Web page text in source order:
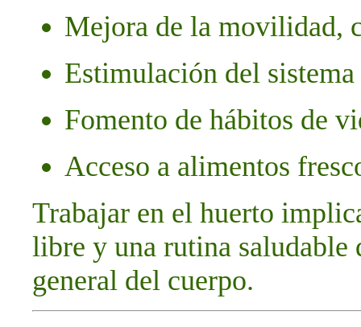
Mejora de la movilidad,
Estimulación del
Fomento de hábitos de
Acceso a alimentos
Trabajar en el huerto
libre y una rutina saludable
general del cuerpo.